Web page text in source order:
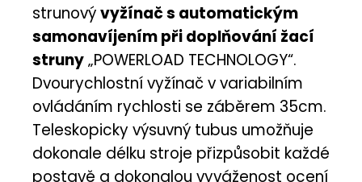
strunovývyžínač s automatickým
samonavíjením při doplňování žací
struny„POWERLOAD TECHNOLOGY“.
Dvourychlostní vyžínač v variabilním
ovládáním rychlosti se záběrem 35cm.
Teleskopicky výsuvný tubus umožňuje
dokonale délku stroje přizpůsobit každé
postavě a dokonalou vyváženost ocení